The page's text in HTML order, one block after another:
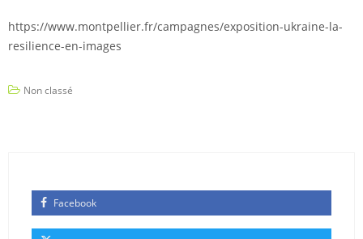
https://www.montpellier.fr/campagnes/exposition-ukraine-la-
resilience-en-images
Non classé
Facebook